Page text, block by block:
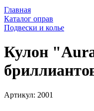
Главная
Каталог оправ
Подвески и колье
Кулон
Артикул: 2001